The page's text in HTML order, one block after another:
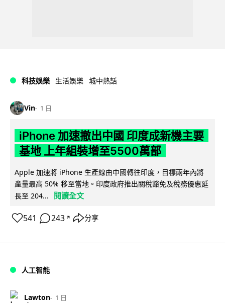
科技娛樂 生活娛樂 城中熱話
Vin 1 日
iPhone 加速撤出中國 印度成新機主要
基地 上年組裝增至5500萬部
Apple 加速將 iPhone 生產線由中國轉往印度，目標兩年內將
產量最高 50% 移至當地。印度政府推出關稅豁免及稅務優惠延
長至 204...
閱讀全文
541 243 ↗ 分享
人工智能
Lawton 1 日